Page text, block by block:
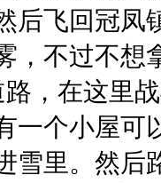
后飞回冠凤
，不过不想
，在这里
一个小屋
雪里。然后